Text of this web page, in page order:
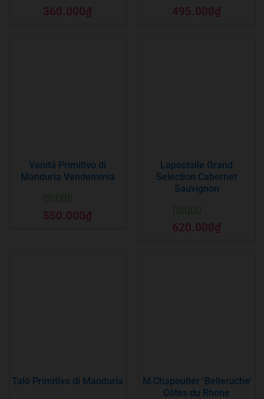
Được xếp
hạng55 sao
360.000₫
Được xếp
hạng55 sao
495.000₫
Vanitá Primitivo di
Manduria Vendemmia
Được xếp
hạng55 sao
550.000₫
Lapostolle Grand
Selection Cabernet
Sauvignon
Được xếp
hạng55 sao
620.000₫
Talò Primitivo di Manduria
M.Chapoutier ‘Belleruche’
Côtes du Rhone